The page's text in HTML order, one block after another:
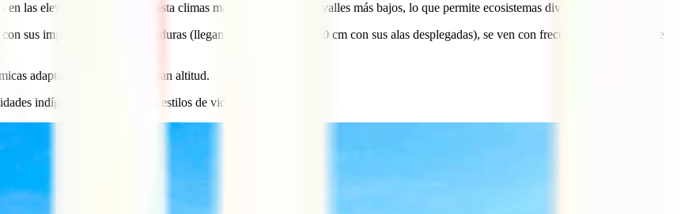
las elevaciones más altas hasta climas más templados en los valles más bajos, lo que permite ecosistemas diversos.
con sus impresionantes envergaduras (llegando a alcanzar los 330 cm con sus alas desplegadas), se ven con frecuencia volando sobre
adaptadas al entorno de gran altitud.
indígenas que mantienen estilos de vida tradicionales.